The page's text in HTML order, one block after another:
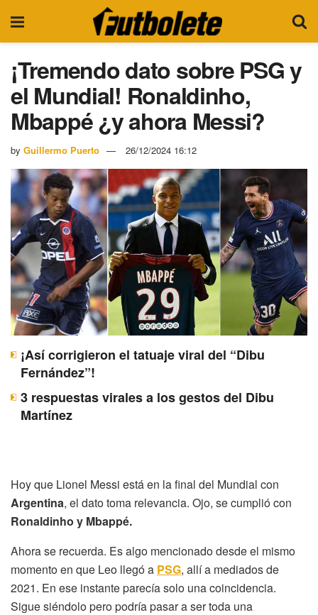
¡Tremendo dato sobre PSG y
el Mundial! Ronaldinho,
Mbappé ¿y ahora Messi?
by Guillermo Puerto 26/12/2024 16:12
¡Así corrigieron el tatuaje viral del “Dibu
Fernández”!
3 respuestas virales a los gestos del Dibu
Martínez
Hoy que Lionel Messi está en la final del Mundial con
Argentina, el dato toma relevancia. Ojo, se cumplió con
Ronaldinho y Mbappé.
Ahora se recuerda. Es algo mencionado desde el mismo
momento en que Leo llegó a PSG, allí a mediados de
2021. En ese instante parecía solo una coincidencia.
Sigue siéndolo pero podría pasar a ser toda una